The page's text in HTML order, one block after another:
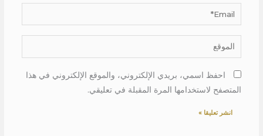
Email*
الموقع
احفظ اسمي، بريدي الإلكتروني، والموقع الإلكتروني في هذا
المتصفح لاستخدامها المرة المقبلة في تعليقي.